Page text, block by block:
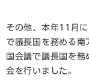
その他、本年11月
で議長国を務める
国会議で議長国を
会を行いました。